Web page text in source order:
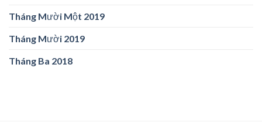
Tháng Mười Một 2019
Tháng Mười 2019
Tháng Ba 2018